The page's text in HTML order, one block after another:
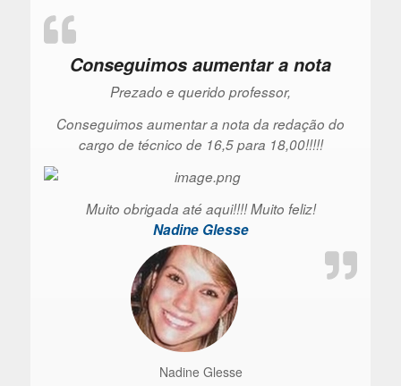
Conseguimos aumentar a nota
Prezado e querido professor,
Conseguimos aumentar a nota da redação do
cargo de técnico de 16,5 para 18,00!!!!!
Muito obrigada até aqui!!!! Muito feliz!
Nadine Glesse
Nadine Glesse